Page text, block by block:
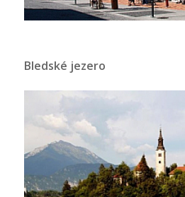
Bledské jezero